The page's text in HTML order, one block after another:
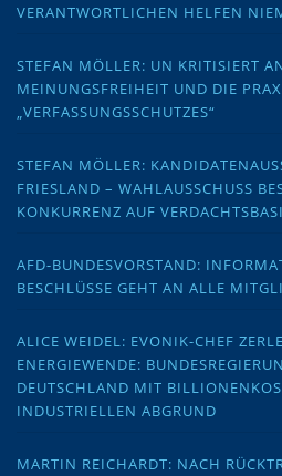
VERANTWORTLICHEN HELFEN
STEFAN MÖLLER: UN KRITISIERT
MEINUNGSFREIHEIT UND DIE
„VERFASSUNGSSCHUTZES“
STEFAN MÖLLER:
FRIESLAND – WAHLAUSSCHUSS
KONKURRENZ AUF
AFD-BUNDESVORSTAND:
BESCHLÜSSE GEHT AN ALLE
ALICE WEIDEL: EVONIK-CHEF
ENERGIEWENDE:
DEUTSCHLAND MIT
INDUSTRIELLEN ABGRUND
MARTIN REICHARDT: NACH